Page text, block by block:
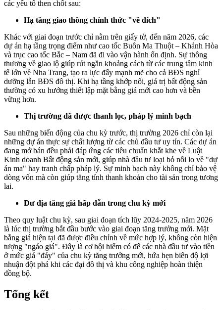
các yếu tố then chốt sau:
Hạ tầng giao thông chính thức "về đích"
Khác với giai đoạn trước chỉ nằm trên giấy tờ, đến năm 2026, các
dự án hạ tầng trọng điểm như cao tốc Buôn Ma Thuột – Khánh Hòa
và trục cao tốc Bắc – Nam đã đi vào vận hành ổn định. Sự thông
thương về giao lộ giúp rút ngắn khoảng cách từ các trung tâm kinh
tế lớn về Nha Trang, tạo ra lực đẩy mạnh mẽ cho cả BĐS nghỉ
dưỡng lẫn BĐS đô thị. Khi hạ tầng khớp nối, giá trị bất động sản
thường có xu hướng thiết lập mặt bằng giá mới cao hơn và bền
vững hơn.
Thị trường đã được thanh lọc, pháp lý minh bạch
Sau những biến động của chu kỳ trước, thị trường 2026 chỉ còn lại
những dự án thực sự chất lượng từ các chủ đầu tư uy tín. Các dự án
đang mở bán đều phải đáp ứng các tiêu chuẩn khắt khe về Luật
Kinh doanh Bất động sản mới, giúp nhà đầu tư loại bỏ nỗi lo về "dự
án ma" hay tranh chấp pháp lý. Sự minh bạch này không chỉ bảo vệ
dòng vốn mà còn giúp tăng tính thanh khoản cho tài sản trong tương
lai.
Dư địa tăng giá hấp dẫn trong chu kỳ mới
Theo quy luật chu kỳ, sau giai đoạn tích lũy 2024-2025, năm 2026
là lúc thị trường bắt đầu bước vào giai đoạn tăng trưởng mới. Mặt
bằng giá hiện tại đã được điều chỉnh về mức hợp lý, không còn hiện
tượng "ngáo giá". Đây là cơ hội hiếm có để các nhà đầu tư vào tiền
ở mức giá "đáy" của chu kỳ tăng trưởng mới, hứa hẹn biên độ lợi
nhuận đột phá khi các đại đô thị và khu công nghiệp hoàn thiện
đồng bộ.
Tổng kết